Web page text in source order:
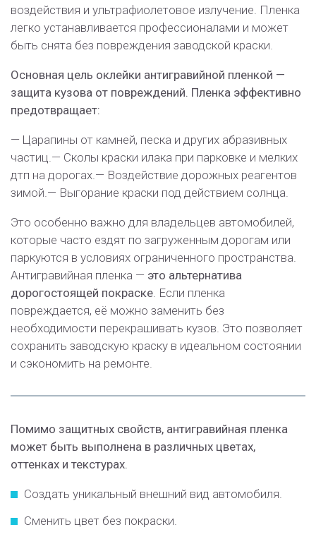
воздействия и ультрафиолетовое излучение. Пленка
легко устанавливается профессионалами и может
быть снята без повреждения заводской краски.
Основная цель оклейки антигравийной пленкой —
защита кузова от повреждений. Пленка эффективно
предотвращает:
— Царапины от камней, песка и других абразивных
частиц. — Сколы краски илака при парковке и мелких
дтп на дорогах. — Воздействие дорожных реагентов
зимой. — Выгорание краски под действием солнца.
Это особенно важно для владельцев автомобилей,
которые часто ездят по загруженным дорогам или
паркуются в условиях ограниченного пространства.
Антигравийная пленка — это альтернатива
дорогостоящей покраске . Если пленка
повреждается, её можно заменить без
необходимости перекрашивать кузов. Это позволяет
сохранить заводскую краску в идеальном состоянии
и сэкономить на ремонте.
Помимо защитных свойств, антигравийная пленка
может быть выполнена в различных цветах,
оттенках и текстурах.
Создать уникальный внешний вид автомобиля.
Сменить цвет без покраски.